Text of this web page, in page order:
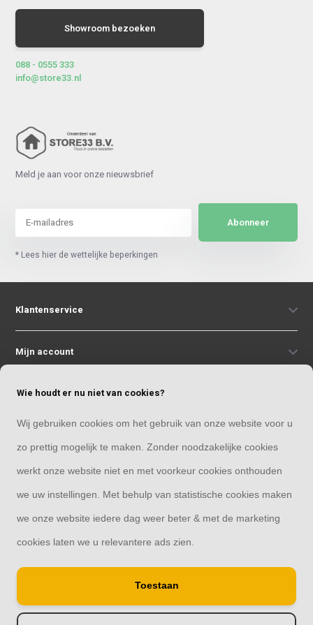
Showroom bezoeken
088 - 0555 333
info@store33.nl
Meld je aan voor onze nieuwsbrief
Abonneer
* Lees hier de wettelijke beperkingen
Klantenservice
Mijn account
Categorieën
Schutting33 | Thuis in schuttingen
Wie houdt er nu niet van cookies?
Wij gebruiken cookies om het gebruik van onze website voor u
zo prettig mogelijk te maken. Zonder noodzakelijke cookies
werkt onze website niet en met voorkeur cookies onthouden
we uw instellingen. Met behulp van statistische cookies maken
we onze website iedere dag weer beter & met de marketing
cookies laten we u relevantere ads zien.
Toestaan